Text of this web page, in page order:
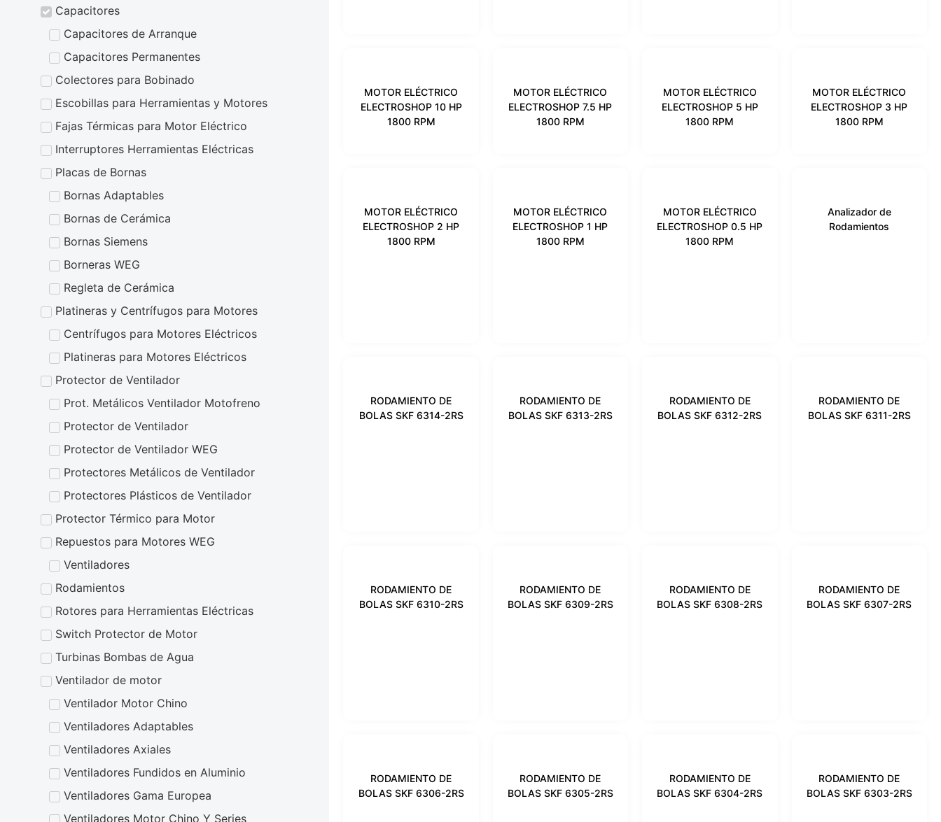
Capacitores
Capacitores de Arranque
Capacitores Permanentes
Colectores para Bobinado
Escobillas para Herramientas y Motores
Fajas Térmicas para Motor Eléctrico
Interruptores Herramientas Eléctricas
Placas de Bornas
Bornas Adaptables
Bornas de Cerámica
Bornas Siemens
Borneras WEG
Regleta de Cerámica
Platineras y Centrífugos para Motores
Centrífugos para Motores Eléctricos
Platineras para Motores Eléctricos
Protector de Ventilador
Prot. Metálicos Ventilador Motofreno
Protector de Ventilador
Protector de Ventilador WEG
Protectores Metálicos de Ventilador
Protectores Plásticos de Ventilador
Protector Térmico para Motor
Repuestos para Motores WEG
Ventiladores
Rodamientos
Rotores para Herramientas Eléctricas
Switch Protector de Motor
Turbinas Bombas de Agua
Ventilador de motor
Ventilador Motor Chino
Ventiladores Adaptables
Ventiladores Axiales
Ventiladores Fundidos en Aluminio
Ventiladores Gama Europea
Ventiladores Motor Chino Y Series
MOTOR ELÉCTRICO
ELECTROSHOP 10 HP
1800 RPM
MOTOR ELÉCTRICO
ELECTROSHOP 7.5 HP
1800 RPM
MOTOR ELÉCTRICO
ELECTROSHOP 5 HP
1800 RPM
MOTOR ELÉCTRICO
ELECTROSHOP 3 HP
1800 RPM
MOTOR ELÉCTRICO
ELECTROSHOP 2 HP
1800 RPM
MOTOR ELÉCTRICO
ELECTROSHOP 1 HP
1800 RPM
MOTOR ELÉCTRICO
ELECTROSHOP 0.5 HP
1800 RPM
Analizador de
Rodamientos
RODAMIENTO DE
BOLAS SKF 6314-2RS
RODAMIENTO DE
BOLAS SKF 6313-2RS
RODAMIENTO DE
BOLAS SKF 6312-2RS
RODAMIENTO DE
BOLAS SKF 6311-2RS
RODAMIENTO DE
BOLAS SKF 6310-2RS
RODAMIENTO DE
BOLAS SKF 6309-2RS
RODAMIENTO DE
BOLAS SKF 6308-2RS
RODAMIENTO DE
BOLAS SKF 6307-2RS
RODAMIENTO DE
BOLAS SKF 6306-2RS
RODAMIENTO DE
BOLAS SKF 6305-2RS
RODAMIENTO DE
BOLAS SKF 6304-2RS
RODAMIENTO DE
BOLAS SKF 6303-2RS